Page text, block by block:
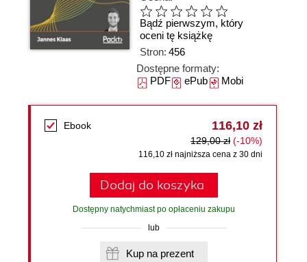
Bądź pierwszym, który
oceni tę książkę
Stron: 456
Dostępne formaty:
PDFePubMobi
Ebook 116,10 zł
129,00 zł (-10%)
116,10 zł najniższa cena z 30 dni
Dodaj do koszyka
Dostępny natychmiast po opłaceniu zakupu
lub
Kup na prezent